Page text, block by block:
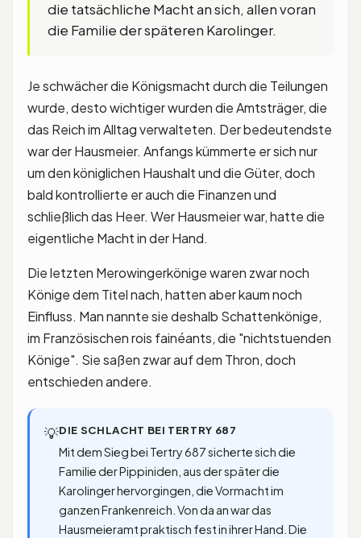
die tatsächliche Macht an sich, allen voran
die Familie der späteren Karolinger.
Je schwächer die Königsmacht durch die Teilungen
wurde, desto wichtiger wurden die Amtsträger, die
das Reich im Alltag verwalteten. Der bedeutendste
war der Hausmeier. Anfangs kümmerte er sich nur
um den königlichen Haushalt und die Güter, doch
bald kontrollierte er auch die Finanzen und
schließlich das Heer. Wer Hausmeier war, hatte die
eigentliche Macht in der Hand.
Die letzten Merowingerkönige waren zwar noch
Könige dem Titel nach, hatten aber kaum noch
Einfluss. Man nannte sie deshalb Schattenkönige,
im Französischen rois fainéants, die "nichtstuenden
Könige". Sie saßen zwar auf dem Thron, doch
entschieden andere.
💡DIE SCHLACHT BEI TERTRY 687
Mit dem Sieg bei Tertry 687 sicherte sich die
Familie der Pippiniden, aus der später die
Karolinger hervorgingen, die Vormacht im
ganzen Frankenreich. Von da an war das
Hausmeieramt praktisch fest in ihrer Hand. Die